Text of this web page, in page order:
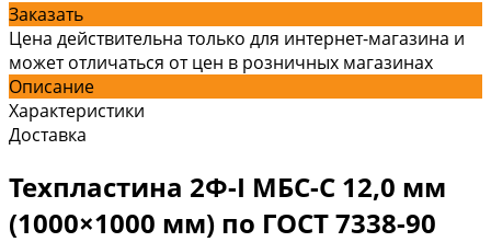
Заказать
Цена действительна только для интернет-магазина и
может отличаться от цен в розничных магазинах
Описание
Характеристики
Доставка
Техпластина 2Ф-I МБС-С 12,0 мм
(1000×1000 мм) по ГОСТ 7338-90